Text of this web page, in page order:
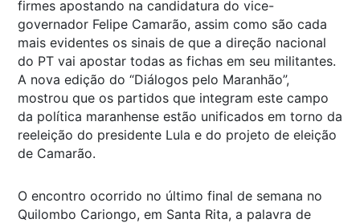
firmes apostando na candidatura do vice-
governador Felipe Camarão, assim como são cada
mais evidentes os sinais de que a direção nacional
do PT vai apostar todas as fichas em seu militantes.
A nova edição do “Diálogos pelo Maranhão”,
mostrou que os partidos que integram este campo
da política maranhense estão unificados em torno da
reeleição do presidente Lula e do projeto de eleição
de Camarão.
O encontro ocorrido no último final de semana no
Quilombo Cariongo, em Santa Rita, a palavra de